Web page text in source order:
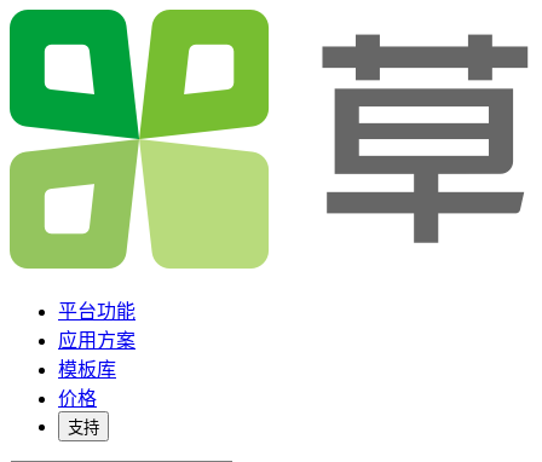
平台功能
应用方案
模板库
价格
支持